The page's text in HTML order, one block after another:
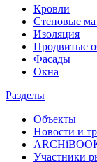
Кровли
Стеновые
Изоляция
Продвитые
Фасады
Окна
Разделы
Объекты
Новости и
Участники